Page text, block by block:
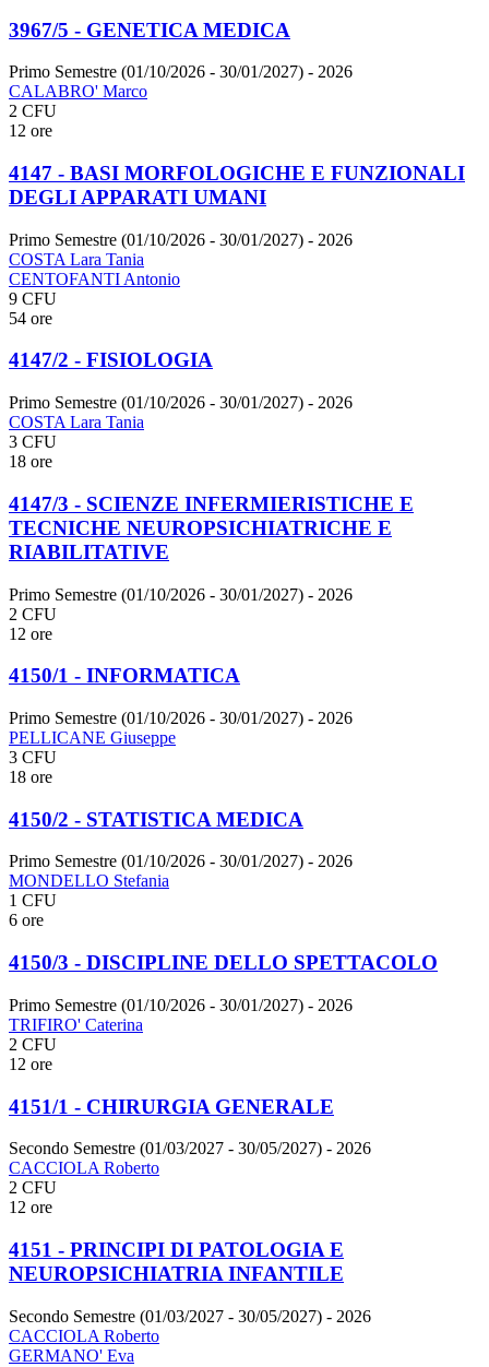
3967/5 - GENETICA MEDICA
Primo Semestre (01/10/2026 - 30/01/2027) - 2026
CALABRO' Marco
2 CFU
12 ore
4147 - BASI MORFOLOGICHE E FUNZIONALI
DEGLI APPARATI UMANI
Primo Semestre (01/10/2026 - 30/01/2027) - 2026
COSTA Lara Tania
CENTOFANTI Antonio
9 CFU
54 ore
4147/2 - FISIOLOGIA
Primo Semestre (01/10/2026 - 30/01/2027) - 2026
COSTA Lara Tania
3 CFU
18 ore
4147/3 - SCIENZE INFERMIERISTICHE E
TECNICHE NEUROPSICHIATRICHE E
RIABILITATIVE
Primo Semestre (01/10/2026 - 30/01/2027) - 2026
2 CFU
12 ore
4150/1 - INFORMATICA
Primo Semestre (01/10/2026 - 30/01/2027) - 2026
PELLICANE Giuseppe
3 CFU
18 ore
4150/2 - STATISTICA MEDICA
Primo Semestre (01/10/2026 - 30/01/2027) - 2026
MONDELLO Stefania
1 CFU
6 ore
4150/3 - DISCIPLINE DELLO SPETTACOLO
Primo Semestre (01/10/2026 - 30/01/2027) - 2026
TRIFIRO' Caterina
2 CFU
12 ore
4151/1 - CHIRURGIA GENERALE
Secondo Semestre (01/03/2027 - 30/05/2027) - 2026
CACCIOLA Roberto
2 CFU
12 ore
4151 - PRINCIPI DI PATOLOGIA E
NEUROPSICHIATRIA INFANTILE
Secondo Semestre (01/03/2027 - 30/05/2027) - 2026
CACCIOLA Roberto
GERMANO' Eva